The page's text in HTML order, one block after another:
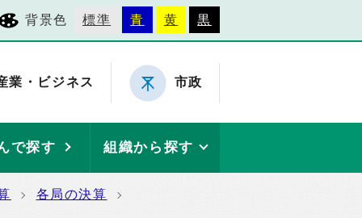
背景色 標準 青 黄 黒
業・ビジネス 市政
で探す 組織から探す
各局の決算